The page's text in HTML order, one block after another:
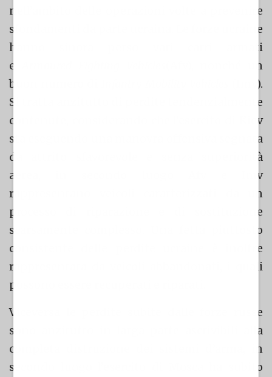
nell’ambito delle operazioni volte a prevenire
sfondamenti da parte ucraina. Le forze ucraine
hanno sinora perso vari carri armati
e
(Afv), nonché un
buon numero di
(Imv).
Si tratta anzitutto di perdite tendenzialmente
contenute, considerando che l’esercito di Kiev
sta eseguendo una manovra offensiva segnata
da attrito sfavorevole e senza superiorità
aerea, in secondo luogo Afv e Imv
rappresentano veicoli caratterizzati da un
processo di riparazione e di sostituzione
scarsamente complesso. Una fetta piuttosto
consistente delle perdite ucraine è inoltre
rappresentata da veicoli abbandonati, i quali
possono essere recuperati e riparati.
Viceversa le perdite subite dalle forze russe
sono anzitutto in larga parte ascrivibili alla
completa distruzione dei sistemi d’arma, in
secondo luogo l’esercito di Mosca ha subito